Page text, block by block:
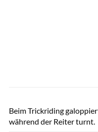
Beim Trickriding
während der Reiter turnt.